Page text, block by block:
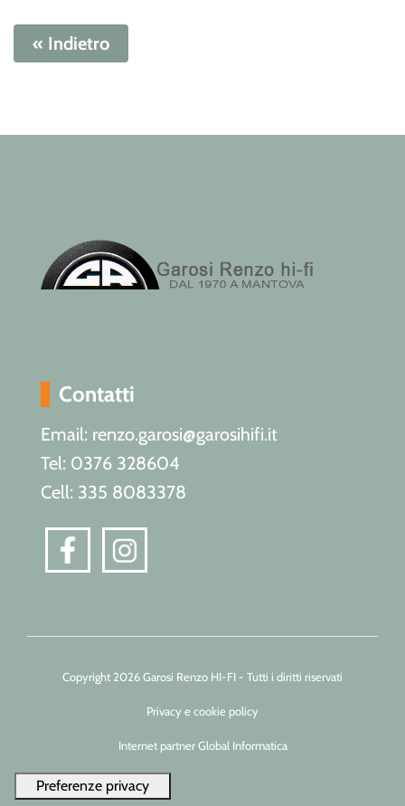
« Indietro
Contatti
Email: renzo.garosi@garosihifi.it
Tel: 0376 328604
Cell: 335 8083378
Copyright 2026 Garosi Renzo HI-FI - Tutti i diritti riservati
Privacy e cookie policy
Internet partner Global Informatica